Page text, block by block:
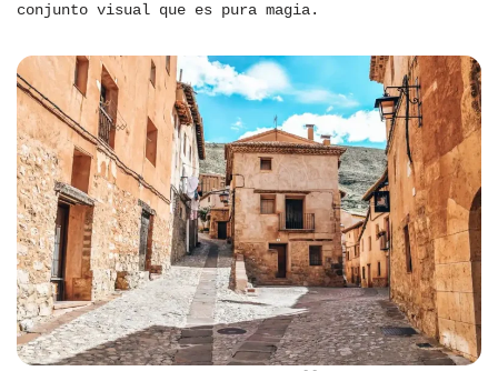
conjunto visual que es pura magia.